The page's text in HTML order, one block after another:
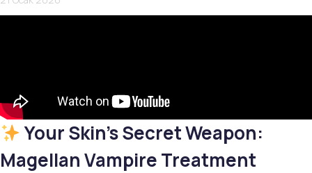
Your Skin’s Secret Weapon:
Magellan Vampire Treatment